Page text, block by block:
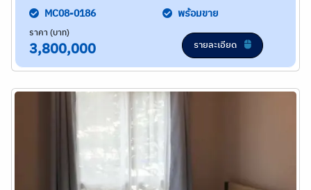
MC08-0186 พร้อมขาย
ราคา (บาท)
3,800,000 รายละเอียด